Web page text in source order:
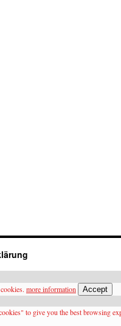
more information Accept
to give you the best browsing